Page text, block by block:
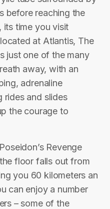
before reaching the
its time you visit
at Atlantis, The
just one of the many
away, with an
adrenaline
rides and slides
the courage to
Revenge
floor falls out from
you 60 kilometers an
can enjoy a number
– some of the